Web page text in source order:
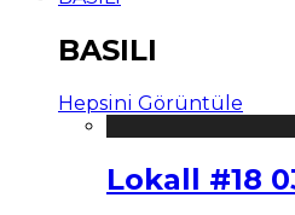
BASILI
Hepsini Görüntüle
Lokall #18